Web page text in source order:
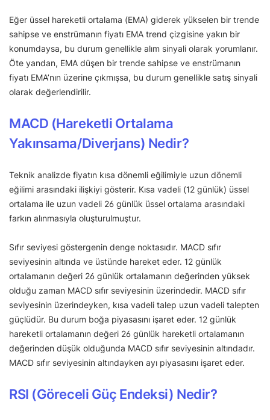
Eğer üssel hareketli ortalama (EMA) giderek yükselen bir trende
sahipse ve enstrümanın fiyatı EMA trend çizgisine yakın bir
konumdaysa, bu durum genellikle alım sinyali olarak yorumlanır.
Öte yandan, EMA düşen bir trende sahipse ve enstrümanın
fiyatı EMA’nın üzerine çıkmışsa, bu durum genellikle satış sinyali
olarak değerlendirilir.
MACD (Hareketli Ortalama
Yakınsama/Diverjans) Nedir?
Teknik analizde fiyatın kısa dönemli eğilimiyle uzun dönemli
eğilimi arasındaki ilişkiyi gösterir. Kısa vadeli (12 günlük) üssel
ortalama ile uzun vadeli 26 günlük üssel ortalama arasındaki
farkın alınmasıyla oluşturulmuştur.
Sıfır seviyesi göstergenin denge noktasıdır. MACD sıfır
seviyesinin altında ve üstünde hareket eder. 12 günlük
ortalamanın değeri 26 günlük ortalamanın değerinden yüksek
olduğu zaman MACD sıfır seviyesinin üzerindedir. MACD sıfır
seviyesinin üzerindeyken, kısa vadeli talep uzun vadeli talepten
güçlüdür. Bu durum boğa piyasasını işaret eder. 12 günlük
hareketli ortalamanın değeri 26 günlük hareketli ortalamanın
değerinden düşük olduğunda MACD sıfır seviyesinin altındadır.
MACD sıfır seviyesinin altındayken ayı piyasasını işaret eder.
RSI (Göreceli Güç Endeksi) Nedir?